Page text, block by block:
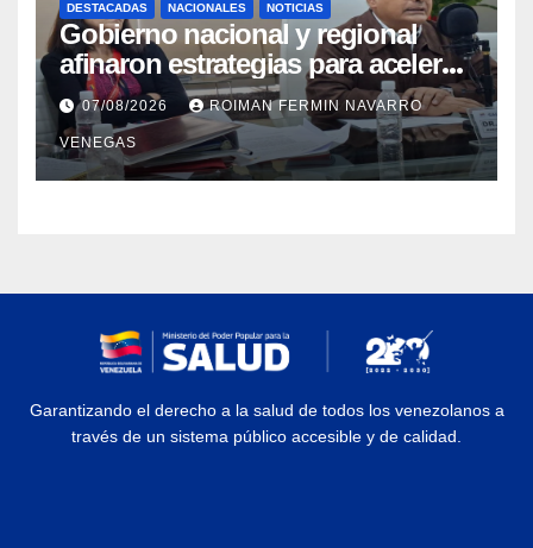
DESTACADAS NACIONALES NOTICIAS
Gobierno nacional y regional
afinaron estrategias para acelerar
la vacunación antirrábica en el
estado Zulia
07/08/2026 ROIMAN FERMIN NAVARRO
VENEGAS
Garantizando el derecho a la salud de todos los venezolanos a
través de un sistema público accesible y de calidad.